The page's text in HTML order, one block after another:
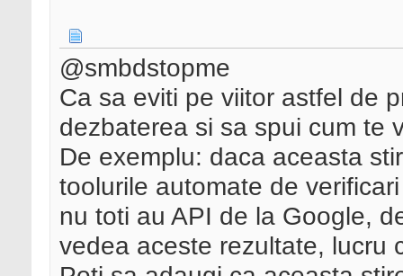
@smbdstopme
Ca sa eviti pe viitor astfel de
dezbaterea si sa spui cum te
De exemplu: daca aceasta
toolurile automate de
nu toti au API de la Google,
vedea aceste rezultate, lucru